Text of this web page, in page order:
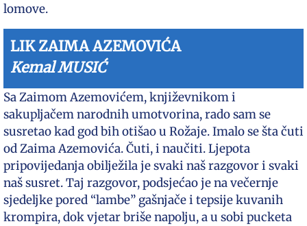
lomove.
LIK ZAIMA AZEMOVIĆA
Kemal MUSIĆ
Sa Zaimom Azemovićem, književnikom i
sakupljačem narodnih umotvorina, rado sam se
susretao kad god bih otišao u Rožaje. Imalo se šta čuti
od Zaima Azemovića. Čuti, i naučiti. Ljepota
pripovijedanja obilježila je svaki naš razgovor i svaki
naš susret. Taj razgovor, podsjećao je na večernje
sjedeljke pored “lambe” gašnjače i tepsije kuvanih
krompira, dok vjetar briše napolju, a u sobi pucketa